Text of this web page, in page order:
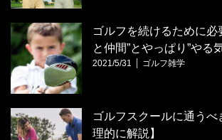
ゴルフを続けるために必
と仲間”とやっぱり”やる
2021/5/31 ゴルフ雑学
ゴルフスクールに通うべ
理的に解説】